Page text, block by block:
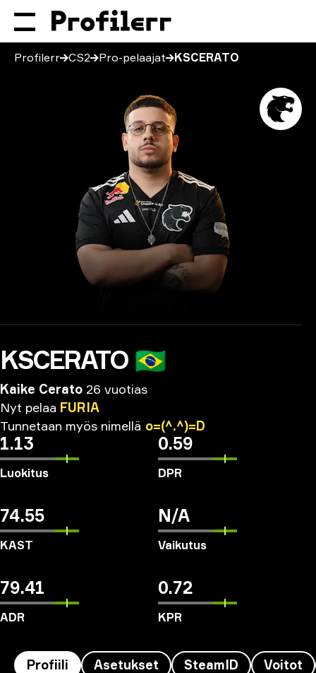
Profilerr CS2 Pro-pelaajat KSCERATO
KSCERATO 🇧🇷
Kaike Cerato 26 vuotias
Nyt pelaa FURIA
Tunnetaan myös nimellä o=(^.^)=D
1.13
Luokitus
0.59
DPR
74.55
KAST
N/A
Vaikutus
79.41
ADR
0.72
KPR
Profiili Asetukset SteamID Voitot